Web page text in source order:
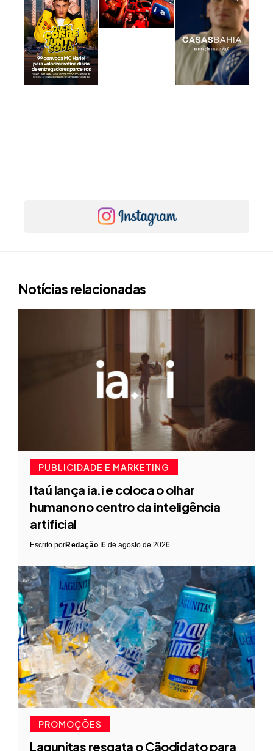
Notícias relacionadas
PUBLICIDADE E MARKETING
Itaú lança ia.i e coloca o olhar
humano no centro da inteligência
artificial
Escrito porRedação 6 de agosto de 2026
PROMOÇÕES
Lagunitas resgata o Cãodidato para